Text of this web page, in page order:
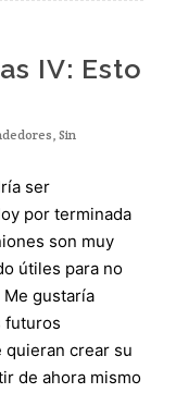
IV: Esto
, Sin
ser
por terminada
son muy
útiles para no
gustaría
futuros
crear su
de ahora mismo